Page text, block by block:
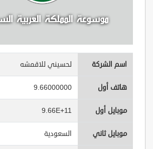
اسم الشركة لحسيني للاقمشه
هاتف أول 9.66000000
موبايل أول 9.66E+11
موبايل ثاني السعودية